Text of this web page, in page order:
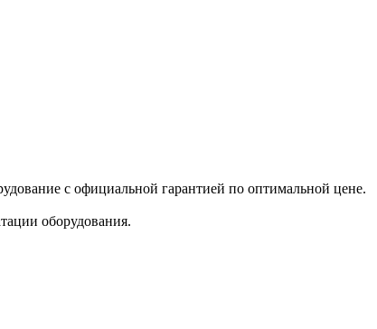
с официальной гарантией по оптимальной цене.
оборудования.